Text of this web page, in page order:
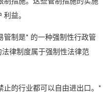
益。
管制是* 的一种强制性行政管
律制度属于强制性法律范
的行业都可以自由进出口。*